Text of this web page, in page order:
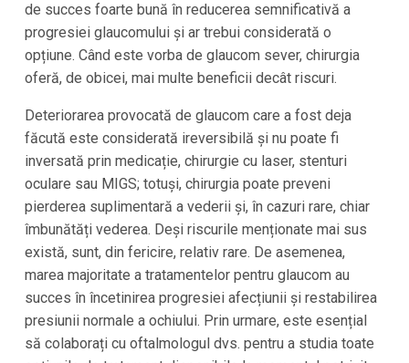
de succes foarte bună în reducerea semnificativă a
progresiei glaucomului și ar trebui considerată o
opțiune. Când este vorba de glaucom sever, chirurgia
oferă, de obicei, mai multe beneficii decât riscuri.
Deteriorarea provocată de glaucom care a fost deja
făcută este considerată ireversibilă și nu poate fi
inversată prin medicație, chirurgie cu laser, stenturi
oculare sau MIGS; totuși, chirurgia poate preveni
pierderea suplimentară a vederii și, în cazuri rare, chiar
îmbunătăți vederea. Deși riscurile menționate mai sus
există, sunt, din fericire, relativ rare. De asemenea,
marea majoritate a tratamentelor pentru glaucom au
succes în încetinirea progresiei afecțiunii și restabilirea
presiunii normale a ochiului. Prin urmare, este esențial
să colaborați cu oftalmologul dvs. pentru a studia toate